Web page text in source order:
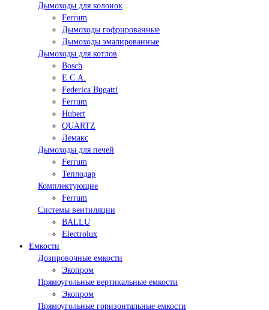
Дымоходы для колонок
Ferrum
Дымоходы гофрированные
Дымоходы эмалированные
Дымоходы для котлов
Bosch
E.C.A.
Federica Bugatti
Ferrum
Hubert
QUARTZ
Лемакс
Дымоходы для печей
Ferrum
Теплодар
Комплектующие
Ferrum
Системы вентиляции
BALLU
Electrolux
Емкости
Дозировочные емкости
Экопром
Прямоугольные вертикальные емкости
Экопром
Прямоугольные горизонтальные емкости